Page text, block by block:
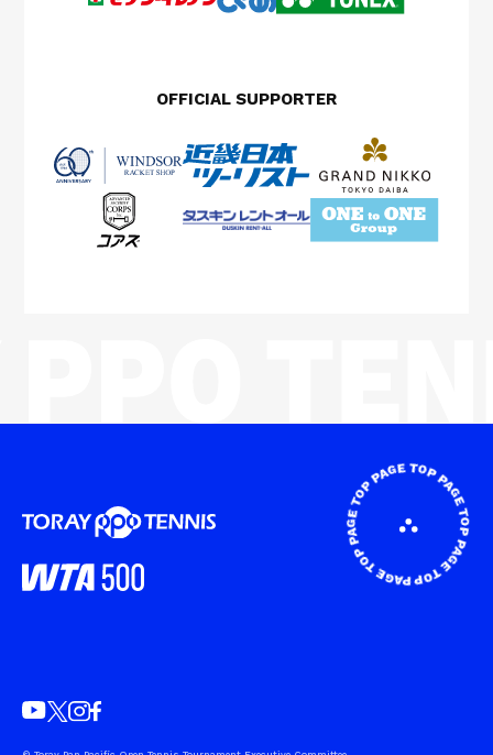
OFFICIAL SUPPORTER